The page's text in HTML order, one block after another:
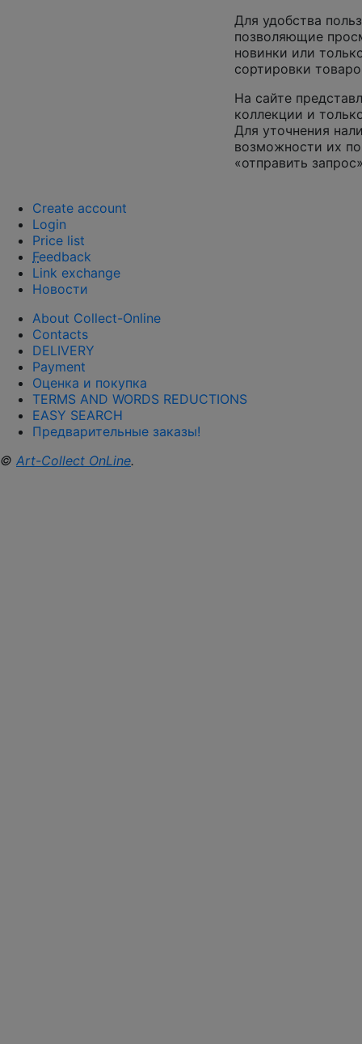
Для удобства
позволяющие
новинки или
сортировки
На сайте
коллекции и
Для уточнения
возможности их
«отправить
Create account
Login
Price list
Feedback
Link exchange
Новости
About Collect-Online
Contacts
DELIVERY
Payment
Оценка и покупка
TERMS AND WORDS REDUCTIONS
EASY SEARCH
Предварительные заказы!
© Art-Collect OnLine.